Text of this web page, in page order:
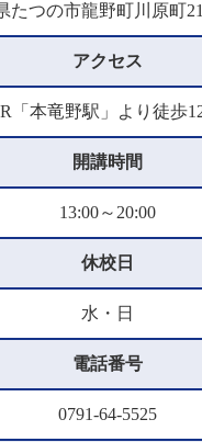
たつの市龍野町川原町
アクセス
「本竜野駅」より徒歩
開講時間
13:00～20:00
休校日
水・日
電話番号
0791-64-5525